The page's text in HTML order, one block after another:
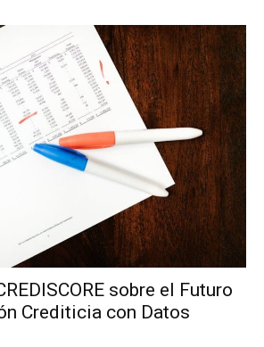
sobre el Futuro
Crediticia con Datos